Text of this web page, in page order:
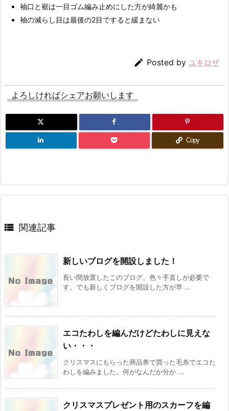
袖口と裾は一目ゴム編み止めにした方が綺麗かも
袖の減らし目は最後の2目ですると緩まない
 Posted by ユキロザ
よろしければシェアお願いします
Copy
 関連記事
新しいブログを開設しました！
長い間放置したこのブログ、色々手直しが必要で
す。でも新しくブログを開設した方が早 ...
エコたわしを編んだけどたわしに見えな
い・・・
クリスマスにもらった商品券で買った毛糸でエコた
わしを編みました。何がなんだか分か ...
クリスマスプレゼント用のスカーフを編